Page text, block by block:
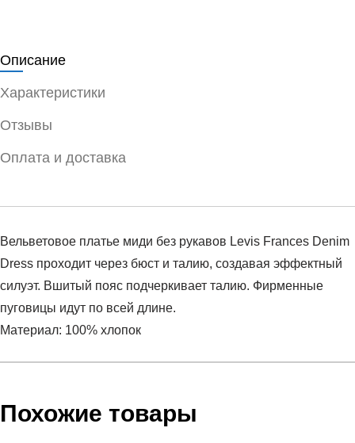
Описание
Характеристики
Отзывы
Оплата и доставка
Вельветовое платье миди без рукавов Levis Frances Denim
Dress проходит через бюст и талию, создавая эффектный
силуэт. Вшитый пояс подчеркивает талию. Фирменные
пуговицы идут по всей длине.
Материал: 100% хлопок
Пол:женский
Инструкция по оплате есть в самом конце счета, который
Похожие товары